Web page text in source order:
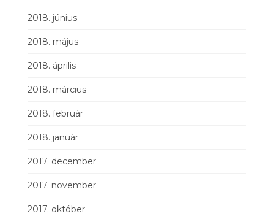
2018. június
2018. május
2018. április
2018. március
2018. február
2018. január
2017. december
2017. november
2017. október